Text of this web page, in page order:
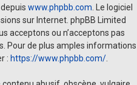
www.phpbb.com . Le logiciel
sur Internet. phpBB Limited
acceptons ou n’acceptons pas
Pour de plus amples informations
: https://www.phpbb.com/